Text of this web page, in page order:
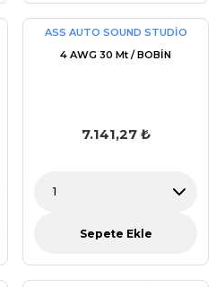
ASS AUTO SOUND STUDİO
4 AWG 30 Mt / BOBİN
7.141,27 ₺
Sepete Ekle